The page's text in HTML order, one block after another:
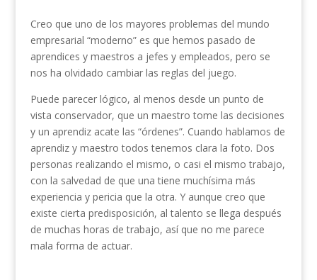
Creo que uno de los mayores problemas del mundo
empresarial “moderno” es que hemos pasado de
aprendices y maestros a jefes y empleados, pero se
nos ha olvidado cambiar las reglas del juego.
Puede parecer lógico, al menos desde un punto de
vista conservador, que un maestro tome las decisiones
y un aprendiz acate las “órdenes”. Cuando hablamos de
aprendiz y maestro todos tenemos clara la foto. Dos
personas realizando el mismo, o casi el mismo trabajo,
con la salvedad de que una tiene muchísima más
experiencia y pericia que la otra. Y aunque creo que
existe cierta predisposición, al talento se llega después
de muchas horas de trabajo, así que no me parece
mala forma de actuar.